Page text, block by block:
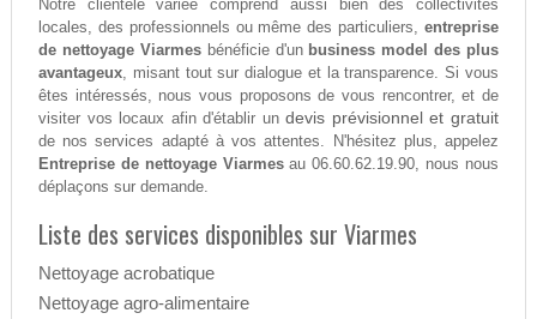
Notre clientèle variée comprend aussi bien des collectivités
locales, des professionnels ou même des particuliers,entreprise
de nettoyage Viarmesbénéficie d'un business model des plus
avantageux, misant tout sur dialogue et la transparence. Si vous
êtes intéressés, nous vous proposons de vous rencontrer, et de
visiter vos locaux afin d'établir undevis prévisionnel et gratuit
de nos services adapté à vos attentes. N'hésitez plus, appelez
Entreprise de nettoyage Viarmesau 06.60.62.19.90, nous nous
déplaçons sur demande.
Liste des services disponibles sur Viarmes
Nettoyage acrobatique
Nettoyage agro-alimentaire